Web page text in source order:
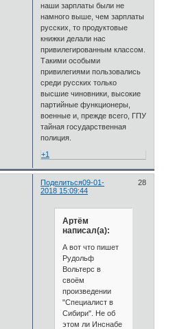
наши зарплаты были не
намного выше, чем зарплаты
русских, то продуктовые
книжки делали нас
привилегированным классом.
Такими особыми
привилегиями пользовались
среди русских только
высшие чиновники, высокие
партийные функционеры,
военные и, прежде всего, ГПУ
тайная государственная
полиция.
+1
Поделиться 28
09-01-
2018 15:09:44
Артём
написал(а):
А вот что пишет
Рудольф
Вольтерс в
своём
произведении
"Специалист в
Сибири". Не об
этом ли Инснабе